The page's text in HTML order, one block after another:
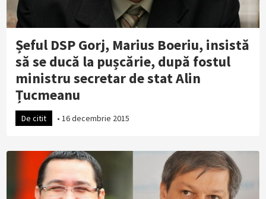
Șeful DSP Gorj, Marius Boeriu, insistă
să se ducă la pușcărie, după fostul
ministru secretar de stat Alin
Țucmeanu
De citit • 16 decembrie 2015